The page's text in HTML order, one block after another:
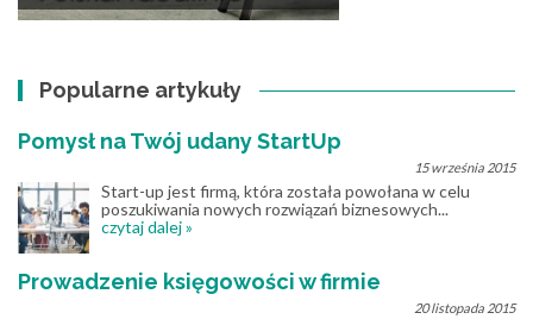
Popularne artykuły
Pomysł na Twój udany StartUp
15 września 2015
Start-up jest firmą, która została powołana w celu
poszukiwania nowych rozwiązań biznesowych...
czytaj dalej »
Prowadzenie księgowości w firmie
20 listopada 2015